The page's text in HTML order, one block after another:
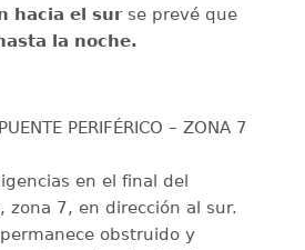
hacia el surse prevé que
la noche.
PERIFÉRICO – ZONA 7
en el final del
zona 7, en dirección al sur.
obstruido y